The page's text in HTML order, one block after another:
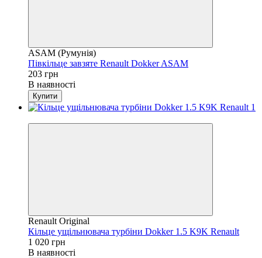
ASAM (Румунія)
Півкільце завзяте Renault Dokker ASAM
203 грн
В наявності
Купити
Renault Original
Кільце ущільнювача турбіни Dokker 1.5 K9K Renault
1 020 грн
В наявності